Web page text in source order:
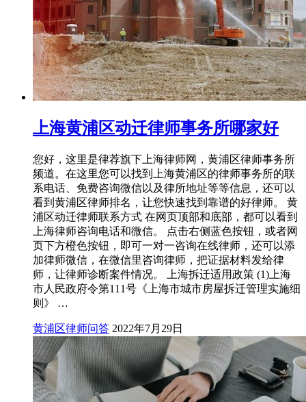
上海黄浦区动迁律师事务所哪家好
您好，这里是律荐旗下上海律师网，黄浦区律师事务所
频道。在这里您可以找到上海黄浦区的律师事务所的联
系电话、免费咨询微信以及律所地址等等信息，还可以
看到黄浦区律师排名，让您快速找到靠谱的好律师。 黄
浦区动迁律师联系方式 在网页顶部和底部，都可以看到
上海律师咨询电话和微信。 点击右侧蓝色按钮，或者网
页下方橙色按钮，即可一对一咨询在线律师，还可以添
加律师微信，在微信里咨询律师，把证据材料发给律
师，让律师诊断案件情况。 上海拆迁适用政策 (1)上海
市人民政府令第111号《上海市城市房屋拆迁管理实施细
则》 …
黄浦区律师问答 2022年7月29日